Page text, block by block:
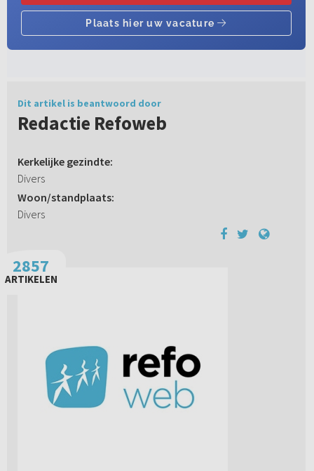
Dit artikel is beantwoord door
Redactie Refoweb
Kerkelijke gezindte:
Divers
Woon/standplaats:
Divers
2857
ARTIKELEN